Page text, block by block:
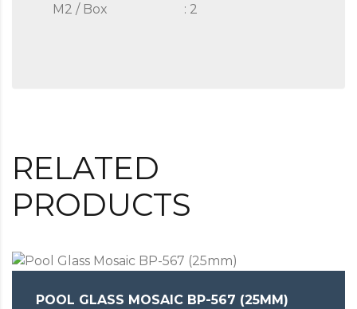
M2 / Box : 2
RELATED
PRODUCTS
POOL GLASS MOSAIC BP-567 (25MM)